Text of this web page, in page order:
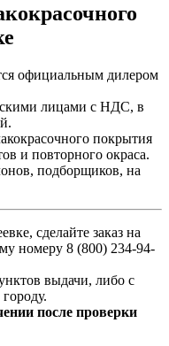
официальным дилером
лицами с НДС, в
покрытия
и повторного окраса.
подборщиков, на
сделайте заказ на
номеру 8 (800) 234-94-
выдачи, либо с
после проверки